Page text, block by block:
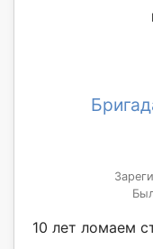
10 лет ломаем